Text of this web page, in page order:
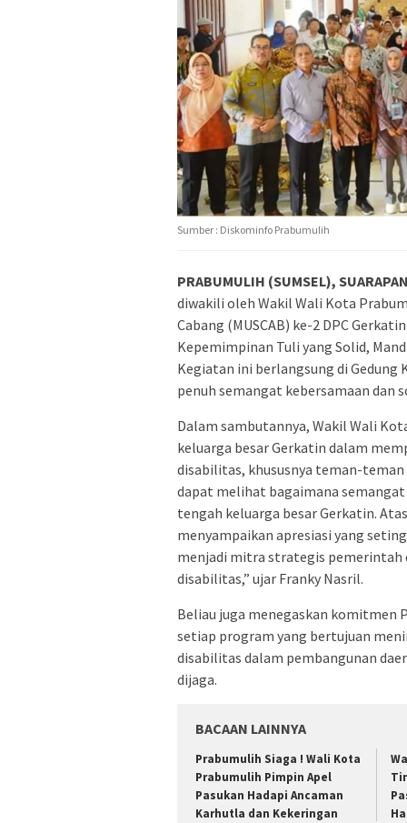
Sumber : Diskominfo Prabumulih
PRABUMULIH (SUMSEL),
diwakili oleh Wakil Wali Kota
Cabang (MUSCAB) ke-2 DPC
Kepemimpinan Tuli yang Solid,
Kegiatan ini berlangsung di Gedung
penuh semangat kebersamaan dan
Dalam sambutannya, Wakil Wali
keluarga besar Gerkatin dalam
disabilitas, khususnya teman-
dapat melihat bagaimana
tengah keluarga besar Gerkatin.
menyampaikan apresiasi yang
menjadi mitra strategis pemerintah
disabilitas,” ujar Franky Nasril.
Beliau juga menegaskan komitmen
setiap program yang bertujuan
disabilitas dalam pembangunan
dijaga.
BACAAN LAINNYA
Prabumulih Siaga ! Wali Kota
Prabumulih Pimpin Apel
Pasukan Hadapi Ancaman
Karhutla dan Kekeringan